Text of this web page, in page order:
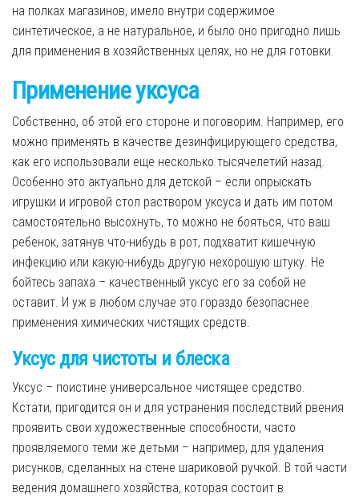
на полках магазинов, имело внутри содержимое
синтетическое, а не натуральное, и было оно пригодно лишь
для применения в хозяйственных целях, но не для готовки.
Применение уксуса
Собственно, об этой его стороне и поговорим. Например, его
можно применять в качестве дезинфицирующего средства,
как его использовали еще несколько тысячелетий назад.
Особенно это актуально для детской – если опрыскать
игрушки и игровой стол раствором уксуса и дать им потом
самостоятельно высохнуть, то можно не бояться, что ваш
ребенок, затянув что-нибудь в рот, подхватит кишечную
инфекцию или какую-нибудь другую нехорошую штуку. Не
бойтесь запаха – качественный уксус его за собой не
оставит. И уж в любом случае это гораздо безопаснее
применения химических чистящих средств.
Уксус для чистоты и блеска
Уксус – поистине универсальное чистящее средство.
Кстати, пригодится он и для устранения последствий рвения
проявить свои художественные способности, часто
проявляемого теми же детьми – например, для удаления
рисунков, сделанных на стене шариковой ручкой. В той части
ведения домашнего хозяйства, которая состоит в